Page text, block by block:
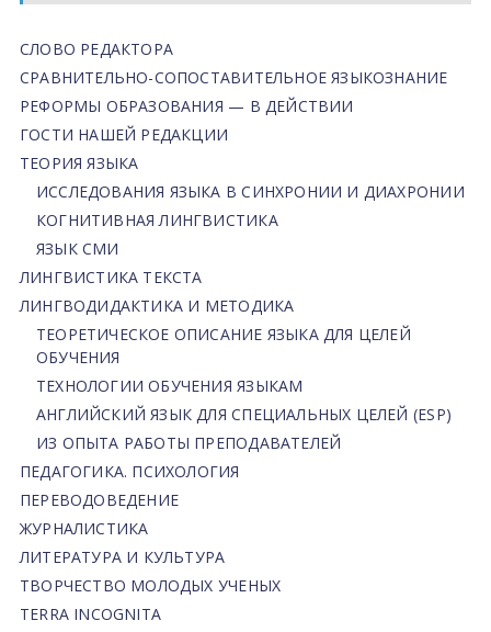
СЛОВО РЕДАКТОРА
СРАВНИТЕЛЬНО-СОПОСТАВИТЕЛЬНОЕ ЯЗЫКОЗНАНИЕ
РЕФОРМЫ ОБРАЗОВАНИЯ — В ДЕЙСТВИИ
ГОСТИ НАШЕЙ РЕДАКЦИИ
ТЕОРИЯ ЯЗЫКА
ИССЛЕДОВАНИЯ ЯЗЫКА В СИНХРОНИИ И ДИАХРОНИИ
КОГНИТИВНАЯ ЛИНГВИСТИКА
ЯЗЫК СМИ
ЛИНГВИСТИКА ТЕКСТА
ЛИНГВОДИДАКТИКА И МЕТОДИКА
ТЕОРЕТИЧЕСКОЕ ОПИСАНИЕ ЯЗЫКА ДЛЯ ЦЕЛЕЙ
ОБУЧЕНИЯ
ТЕХНОЛОГИИ ОБУЧЕНИЯ ЯЗЫКАМ
АНГЛИЙСКИЙ ЯЗЫК ДЛЯ СПЕЦИАЛЬНЫХ ЦЕЛЕЙ (ESP)
ИЗ ОПЫТА РАБОТЫ ПРЕПОДАВАТЕЛЕЙ
ПЕДАГОГИКА. ПСИХОЛОГИЯ
ПЕРЕВОДОВЕДЕНИЕ
ЖУРНАЛИСТИКА
ЛИТЕРАТУРА И КУЛЬТУРА
ТВОРЧЕСТВО МОЛОДЫХ УЧЕНЫХ
TERRA INCOGNITA